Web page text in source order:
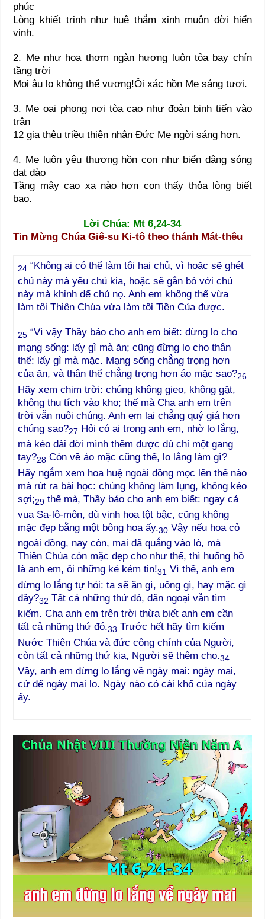
phúc
Lòng khiết trinh như huệ thắm xinh muôn đời hiển
vinh.
2. Mẹ như hoa thơm ngàn hương luôn tỏa bay chín
tầng trời
Mọi âu lo không thể vương!Ôi xác hồn Mẹ sáng tươi.
3. Mẹ oai phong nơi tòa cao như đoàn binh tiến vào
trận
12 gia thêu triều thiên nhân Đức Mẹ ngời sáng hơn.
4. Mẹ luôn yêu thương hồn con như biển dâng sóng
dạt dào
Tầng mây cao xa nào hơn con thấy thỏa lòng biết
bao.
Lời Chúa: Mt 6,24-34
Tin Mừng Chúa Giê-su Ki-tô theo thánh Mát-thêu
24 “Không ai có thể làm tôi hai chủ, vì hoặc sẽ ghét
chủ này mà yêu chủ kia, hoặc sẽ gắn bó với chủ
này mà khinh dể chủ nọ. Anh em không thể vừa
làm tôi Thiên Chúa vừa làm tôi Tiền Của được.
25 “Vì vậy Thầy bảo cho anh em biết: đừng lo cho
mạng sống: lấy gì mà ăn; cũng đừng lo cho thân
thể: lấy gì mà mặc. Mạng sống chẳng trọng hơn
của ăn, và thân thể chẳng trọng hơn áo mặc sao?26
Hãy xem chim trời: chúng không gieo, không gặt,
không thu tích vào kho; thế mà Cha anh em trên
trời vẫn nuôi chúng. Anh em lại chẳng quý giá hơn
chúng sao?27 Hỏi có ai trong anh em, nhờ lo lắng,
mà kéo dài đời mình thêm được dù chỉ một gang
tay?28 Còn về áo mặc cũng thế, lo lắng làm gì?
Hãy ngắm xem hoa huệ ngoài đồng mọc lên thế nào
mà rút ra bài học: chúng không làm lụng, không kéo
sợi;29 thế mà, Thầy bảo cho anh em biết: ngay cả
vua Sa-lô-môn, dù vinh hoa tột bậc, cũng không
mặc đẹp bằng một bông hoa ấy.30 Vậy nếu hoa cỏ
ngoài đồng, nay còn, mai đã quẳng vào lò, mà
Thiên Chúa còn mặc đẹp cho như thế, thì huống hồ
là anh em, ôi những kẻ kém tin!31 Vì thế, anh em
đừng lo lắng tự hỏi: ta sẽ ăn gì, uống gì, hay mặc gì
đây?32 Tất cả những thứ đó, dân ngoại vẫn tìm
kiếm. Cha anh em trên trời thừa biết anh em cần
tất cả những thứ đó.33 Trước hết hãy tìm kiếm
Nước Thiên Chúa và đức công chính của Người,
còn tất cả những thứ kia, Người sẽ thêm cho.34
Vậy, anh em đừng lo lắng về ngày mai: ngày mai,
cứ để ngày mai lo. Ngày nào có cái khổ của ngày
ấy.